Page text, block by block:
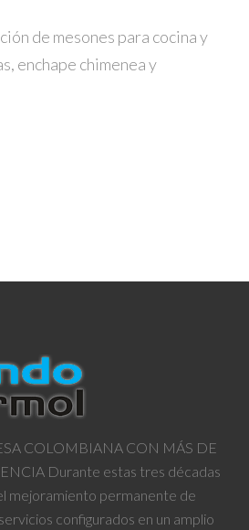
de mesones para cocina y
enchape chimenea y
COLOMBIANA CON MÁS DE
Durante estas tres décadas
mejoramiento permanente de
configurados en un amplio